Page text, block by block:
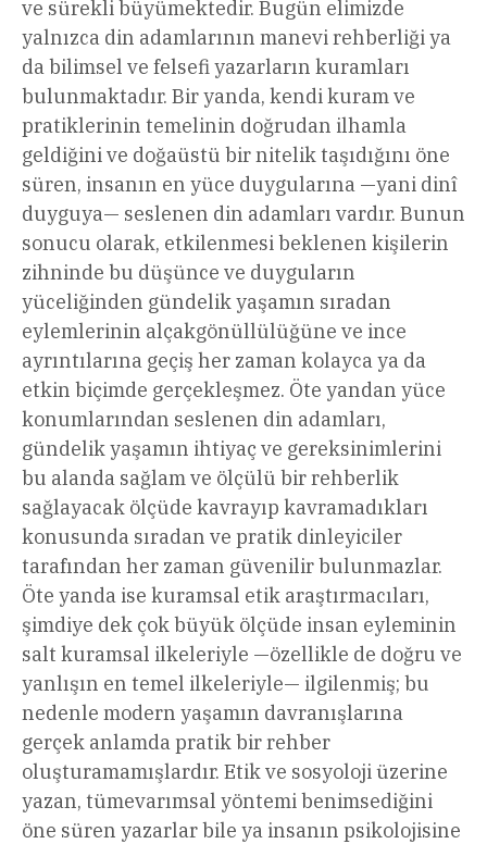
ve sürekli büyümektedir. Bugün elimizde
yalnızca din adamlarının manevi rehberliği ya
da bilimsel ve felsefi yazarların kuramları
bulunmaktadır. Bir yanda, kendi kuram ve
pratiklerinin temelinin doğrudan ilhamla
geldiğini ve doğaüstü bir nitelik taşıdığını öne
süren, insanın en yüce duygularına —yani dinî
duyguya— seslenen din adamları vardır. Bunun
sonucu olarak, etkilenmesi beklenen kişilerin
zihninde bu düşünce ve duyguların
yüceliğinden gündelik yaşamın sıradan
eylemlerinin alçakgönüllülüğüne ve ince
ayrıntılarına geçiş her zaman kolayca ya da
etkin biçimde gerçekleşmez. Öte yandan yüce
konumlarından seslenen din adamları,
gündelik yaşamın ihtiyaç ve gereksinimlerini
bu alanda sağlam ve ölçülü bir rehberlik
sağlayacak ölçüde kavrayıp kavramadıkları
konusunda sıradan ve pratik dinleyiciler
tarafından her zaman güvenilir bulunmazlar.
Öte yanda ise kuramsal etik araştırmacıları,
şimdiye dek çok büyük ölçüde insan eyleminin
salt kuramsal ilkeleriyle —özellikle de doğru ve
yanlışın en temel ilkeleriyle— ilgilenmiş; bu
nedenle modern yaşamın davranışlarına
gerçek anlamda pratik bir rehber
oluşturamamışlardır. Etik ve sosyoloji üzerine
yazan, tümevarımsal yöntemi benimsediğini
öne süren yazarlar bile ya insanın psikolojisine